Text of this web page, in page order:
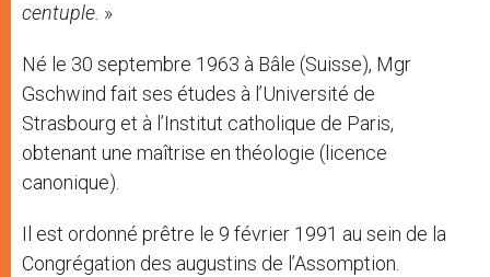
centuple. »
Né le 30 septembre 1963 à Bâle (Suisse), Mgr
Gschwind fait ses études à l’Université de
Strasbourg et à l’Institut catholique de Paris,
obtenant une maîtrise en théologie (licence
canonique).
Il est ordonné prêtre le 9 février 1991 au sein de la
Congrégation des augustins de l’Assomption.